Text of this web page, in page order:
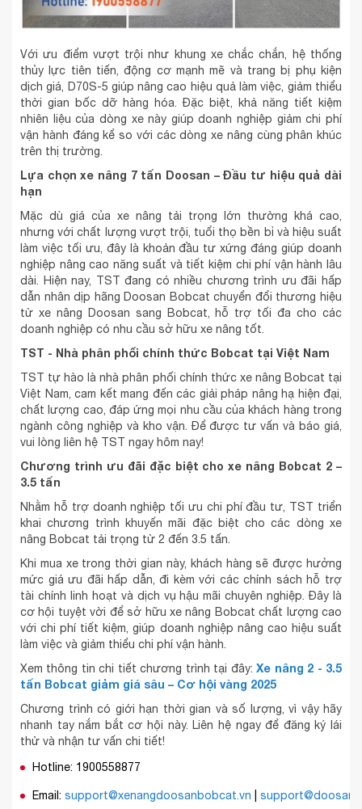
Với ưu điểm vượt trội như khung xe chắc chắn, hệ thống
thủy lực tiên tiến, động cơ mạnh mẽ và trang bị phụ kiện
dịch giá, D70S-5 giúp nâng cao hiệu quả làm việc, giảm thiểu
thời gian bốc dỡ hàng hóa. Đặc biệt, khả năng tiết kiệm
nhiên liệu của dòng xe này giúp doanh nghiệp giảm chi phí
vận hành đáng kể so với các dòng xe nâng cùng phân khúc
trên thị trường.
Lựa chọn xe nâng 7 tấn Doosan – Đầu tư hiệu quả dài
hạn
Mặc dù giá của xe nâng tải trọng lớn thường khá cao,
nhưng với chất lượng vượt trội, tuổi thọ bền bỉ và hiệu suất
làm việc tối ưu, đây là khoản đầu tư xứng đáng giúp doanh
nghiệp nâng cao năng suất và tiết kiệm chi phí vận hành lâu
dài. Hiện nay, TST đang có nhiều chương trình ưu đãi hấp
dẫn nhân dịp hãng Doosan Bobcat chuyển đổi thương hiệu
từ xe nâng Doosan sang Bobcat, hỗ trợ tối đa cho các
doanh nghiệp có nhu cầu sở hữu xe nâng tốt.
TST - Nhà phân phối chính thức Bobcat tại Việt Nam
TST tự hào là nhà phân phối chính thức xe nâng Bobcat tại
Việt Nam, cam kết mang đến các giải pháp nâng hạ hiện đại,
chất lượng cao, đáp ứng mọi nhu cầu của khách hàng trong
ngành công nghiệp và kho vận. Để được tư vấn và báo giá,
vui lòng liên hệ TST ngay hôm nay!
Chương trình ưu đãi đặc biệt cho xe nâng Bobcat 2 –
3.5 tấn
Nhằm hỗ trợ doanh nghiệp tối ưu chi phí đầu tư, TST triển
khai chương trình khuyến mãi đặc biệt cho các dòng xe
nâng Bobcat tải trọng từ 2 đến 3.5 tấn.
Khi mua xe trong thời gian này, khách hàng sẽ được hưởng
mức giá ưu đãi hấp dẫn, đi kèm với các chính sách hỗ trợ
tài chính linh hoạt và dịch vụ hậu mãi chuyên nghiệp. Đây là
cơ hội tuyệt vời để sở hữu xe nâng Bobcat chất lượng cao
với chi phí tiết kiệm, giúp doanh nghiệp nâng cao hiệu suất
làm việc và giảm thiểu chi phí vận hành.
Xem thông tin chi tiết chương trình tại đây:Xe nâng 2 - 3.5
tấn Bobcat giảm giá sâu – Cơ hội vàng 2025
Chương trình có giới hạn thời gian và số lượng, vì vậy hãy
nhanh tay nắm bắt cơ hội này. Liên hệ ngay để đăng ký lái
thử và nhận tư vấn chi tiết!
Hotline: 1900558877
Email: support@xenangdoosanbobcat.vn support@doosan-